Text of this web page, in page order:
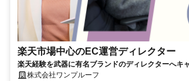
楽天市場中心のEC運営ディレクター
楽天経験を武器に有名ブランドのディレクターへキ
株式会社ワンプルーフ